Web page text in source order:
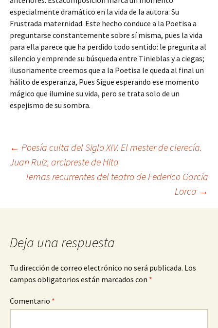
especialmente dramático en la vida de la autora: Su
Frustrada maternidad. Este hecho conduce a la Poetisa a
preguntarse constantemente sobre sí misma, pues la vida
para ella parece que ha perdido todo sentido: le pregunta al
silencio y emprende su búsqueda entre Tinieblas y a ciegas;
ilusoriamente creemos que a la Poetisa le queda al final un
hálito de esperanza, Pues Sigue esperando ese momento
mágico que ilumine su vida, pero se trata solo de un
espejismo de su sombra.
Navegación
entradas
← Poesía culta del Siglo XIV. El mester de clerecía.
Juan Ruiz, arcipreste de Hita
Temas recurrentes del teatro de Federico García
Lorca →
Deja una respuesta
Tu dirección de correo electrónico no será publicada. Los
campos obligatorios están marcados con *
Comentario *